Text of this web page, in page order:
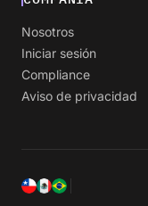
Nosotros
Iniciar sesión
Compliance
Aviso de privacidad